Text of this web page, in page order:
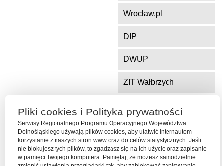
Wrocław.pl
DIP
DWUP
ZIT Wałbrzych
Serwis współfinansowany ze środków Funduszu Spójności Unii
Europejskiej w ramach Programu Operacyjnego Pomoc Techniczna
2014-2020
Pliki cookies i Polityka prywatności
Serwisy Regionalnego Programu Operacyjnego Województwa
Dolnośląskiego używają plików cookies, aby ułatwić Internautom
korzystanie z naszych stron www oraz do celów statystycznych. Jeśli
nie blokujesz tych plików, to zgadzasz się na ich użycie oraz zapisanie
w pamięci Twojego komputera. Pamiętaj, że możesz samodzielnie